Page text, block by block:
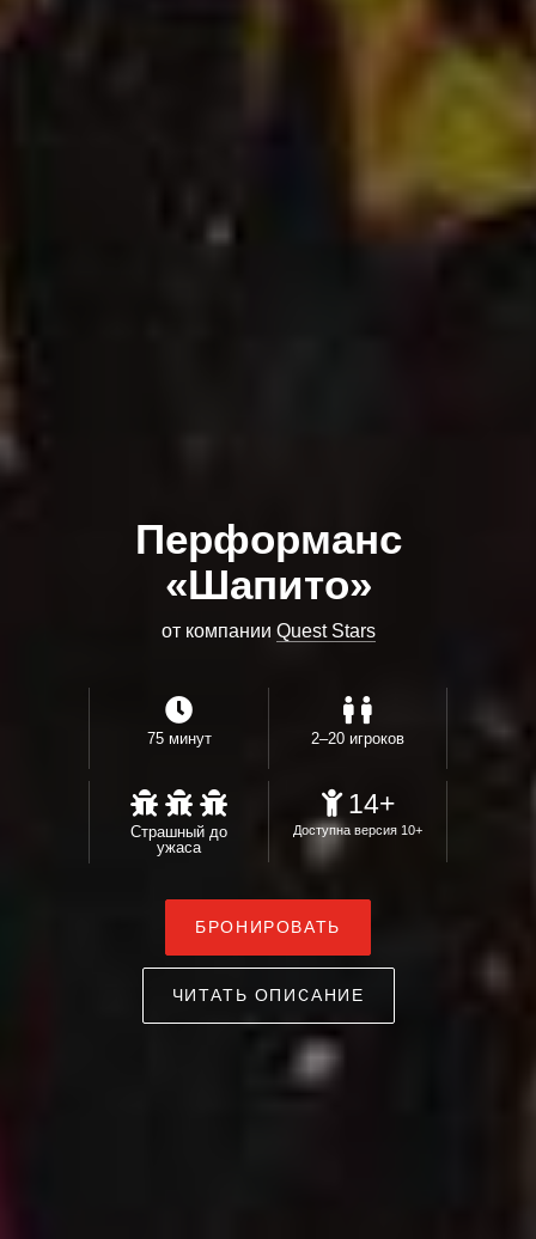
Перформанс
«Шапито»
от компании Quest Stars
75 минут 2–20 игроков
Страшный до
ужаса
14+
Доступна версия 10+
БРОНИРОВАТЬ
ЧИТАТЬ ОПИСАНИЕ